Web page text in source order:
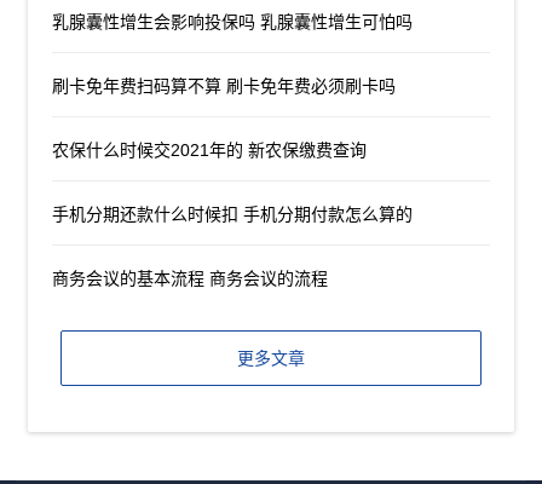
乳腺囊性增生会影响投保吗 乳腺囊性增生可怕吗
刷卡免年费扫码算不算 刷卡免年费必须刷卡吗
农保什么时候交2021年的 新农保缴费查询
手机分期还款什么时候扣 手机分期付款怎么算的
商务会议的基本流程 商务会议的流程
更多文章